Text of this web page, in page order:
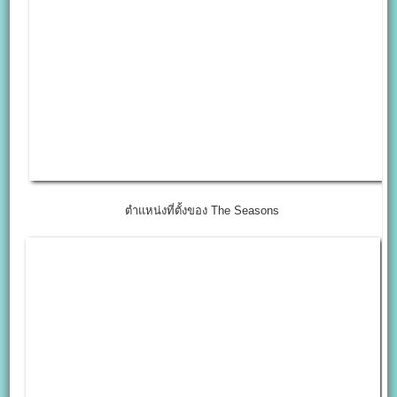
ตำแหน่งที่ตั้งของ The Seasons